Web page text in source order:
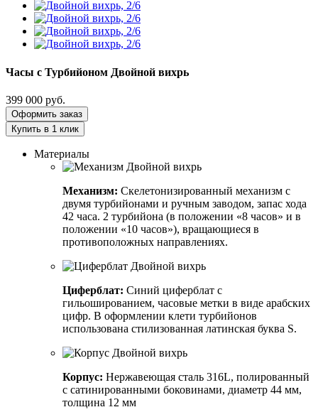
Часы с Турбийоном Двойной вихрь
399 000 руб.
Оформить заказ
Купить в 1 клик
Материалы
Механизм: Скелетонизированный механизм с
двумя турбийонами и ручным заводом, запас хода
42 часа. 2 турбийона (в положении «8 часов» и в
положении «10 часов»), вращающиеся в
противоположных направлениях.
Циферблат: Синий циферблат с
гильошированием, часовые метки в виде арабских
цифр. В оформлении клети турбийонов
использована стилизованная латинская буква S.
Корпус: Нержавеющая сталь 316L, полированный
с сатинированными боковинами, диаметр 44 мм,
толщина 12 мм